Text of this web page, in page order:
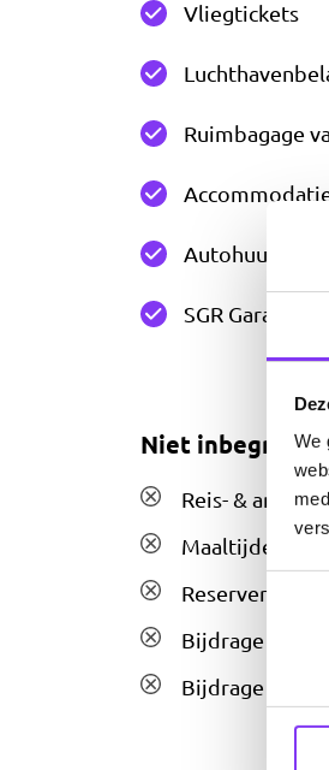
We
Vliegtickets
Ruimbagage
Autohuur -
SGR Garantie
Niet
Reis- &
Maaltijden
Bijdrage SGR
Bijdrage